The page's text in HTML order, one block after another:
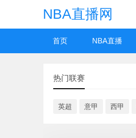
NBA直播网
首页 NBA直播
热门联赛
英超 意甲 西甲